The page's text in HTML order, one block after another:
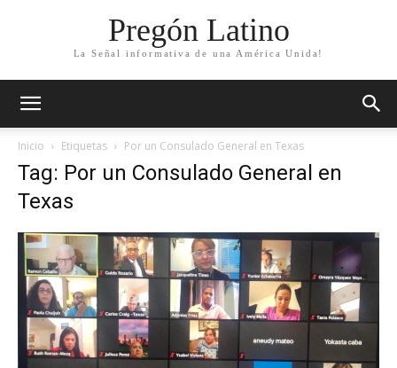
Pregón Latino
La Señal informativa de una América Unida!
Inicio Etiquetas Por un Consulado General en Texas
Tag: Por un Consulado General en
Texas